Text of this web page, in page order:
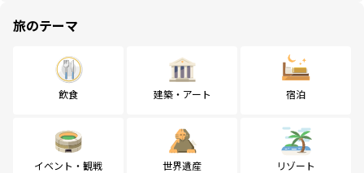
旅のテーマ
飲食 建築・アート 宿泊
イベント・観戦 世界遺産 リゾート